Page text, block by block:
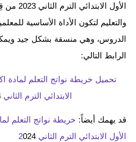
الأول
والتعليم لتكون الأداة الأساسية
الدروس، وهي منسقة بشكل جيد
الرابط التالي:
تحميل خريطة نواتج التعلم
الابتدائي الترم الثاني 2
قد يهمك أيضاً: خريطة نواتج التعلم
الأول الابتدائي الترم الثاني 2 024